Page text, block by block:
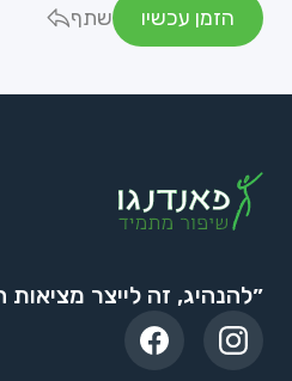
הזמן עכשיו
שתף
״להנהיג, זה לייצר